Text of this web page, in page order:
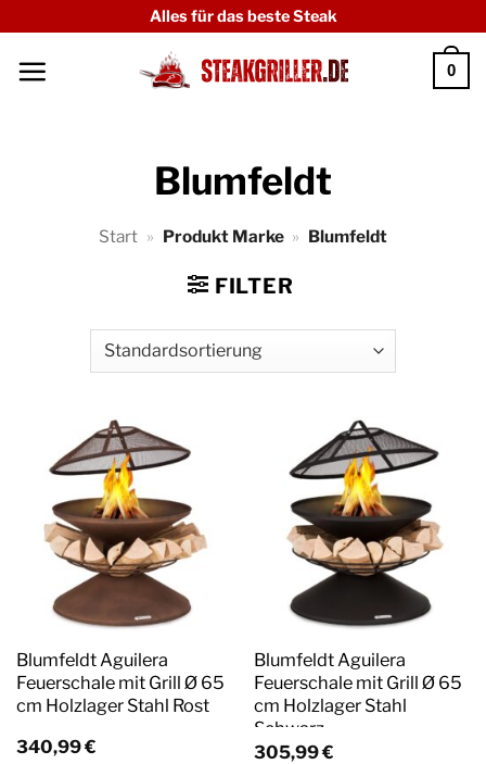
springen
Alles für das beste Steak
0
Blumfeldt
Start » Produkt Marke » Blumfeldt
FILTER
Blumfeldt Aguilera
Feuerschale mit Grill Ø 65
cm Holzlager Stahl Rost
340,99€
Blumfeldt Aguilera
Feuerschale mit Grill Ø 65
cm Holzlager Stahl
Schwarz
305,99€